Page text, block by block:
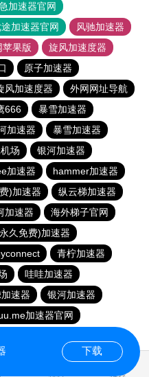
加速器官网
加速器官网
风驰加速器
果版
旋风加速度器
原子加速器
风加速度器
外网网址导航
666
暴雪加速器
加速器
暴雪加速器
场
银河加速器
加速器
hammer加速器
)加速器
纵云梯加速器
加速器
海外梯子官网
久免费)加速器
青柠加速器
哇哇加速器
速器
银河加速器
加速器官网
下载